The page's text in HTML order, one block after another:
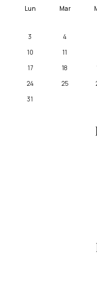
Lun Mar
3
4
10
11
17
18
24
25
31